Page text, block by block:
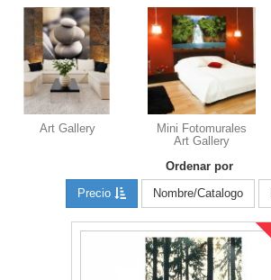
Art Gallery
Mini Fotomurales
Art Gallery
Ordenar por
Precio
Nombre/Catalogo